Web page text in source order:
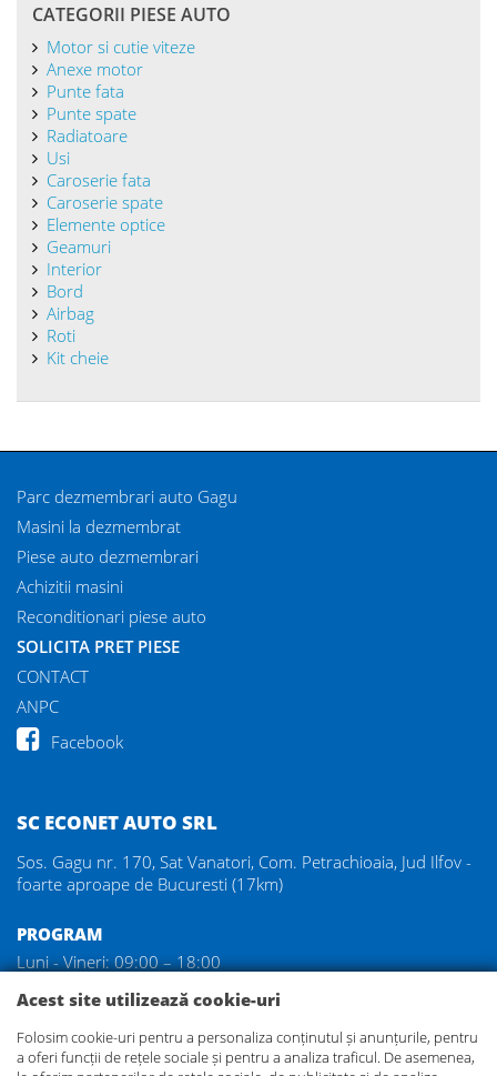
CATEGORII PIESE AUTO
Motor si cutie viteze
Anexe motor
Punte fata
Punte spate
Radiatoare
Usi
Caroserie fata
Caroserie spate
Elemente optice
Geamuri
Interior
Bord
Airbag
Roti
Kit cheie
Parc dezmembrari auto Gagu
Masini la dezmembrat
Piese auto dezmembrari
Achizitii masini
Reconditionari piese auto
SOLICITA PRET PIESE
CONTACT
ANPC
Facebook
SC ECONET AUTO SRL
Sos. Gagu nr. 170, Sat Vanatori, Com. Petrachioaia, Jud Ilfov -
foarte aproape de Bucuresti (17km)
PROGRAM
Luni - Vineri: 09:00 – 18:00
Duminica: inchis
DEZMEMBRARI GAGU
Acest site utilizează cookie-uri
Folosim cookie-uri pentru a personaliza conținutul și anunțurile, pentru
a oferi funcții de rețele sociale și pentru a analiza traficul. De asemenea,